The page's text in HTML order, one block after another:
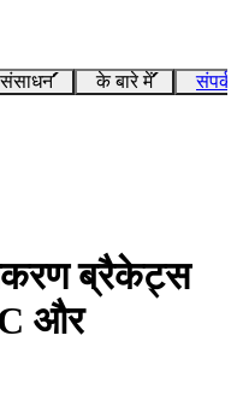
संसाधन के बारे में
ब्रैकेट्स
और